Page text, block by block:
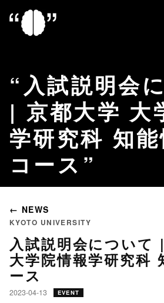
入試説明会
| 京都大学 大
学研究科 知
コース
← NEWS
KYOTO UNIVERSITY
入試説明会について
大学院情報学研究科
ース
2023-04-13 EVENT